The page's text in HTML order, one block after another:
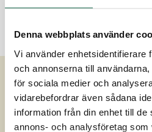
Denna webbplats använder
Vi använder enhetsidentifierare
och annonserna till
för sociala medier och
vidarebefordrar även sådana
information från din enhet till de
annons- och analysföretag som
Om Unigraphics
Om oss